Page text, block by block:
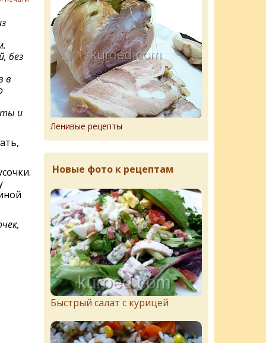
без
в
и
Ленивые рецепты
Новые фото к рецептам
Быстрый салат с курицей